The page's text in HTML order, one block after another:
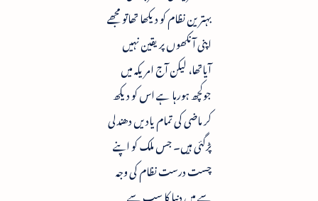
بہترین نظام کو دیکھا تھاتو مجھے
اپنی آنکھوں پر یقین نہیں
آیاتھا، لیکن آج امریکہ میں
جوکچھ ہورہا ہے اس کو دیکھ
کر ماضی کی تمام یادیں دھندلی
پڑگئی ہیں۔ جس ملک کو اپنے
چست درست نظام کی وجہ
سے میں دنیا کا سب سے